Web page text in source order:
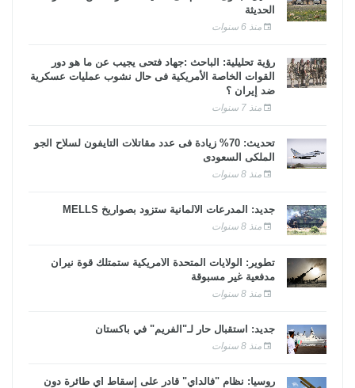
الحديثة
منذ 6 سنوات
رؤية تحليلية: الباحث :جهاد فتحى يجيب عن ما هو دور
القوات الخاصة الأمريكية فى حال نشوب عمليات عسكرية
ضد إيران ؟
منذ 7 سنوات
تحديث: 70% زيادة فى عدد مقاتلات التايفون لسلاح الجو
الملكى السعودى
منذ 8 سنوات
جديد: المدرعات الألمانية ستزود بصواريخ MELLS
منذ 8 سنوات
تطوير: الولايات المتحدة الأمريكية ستمتلك قوة نيران
مدفعية غير مسبوقة
منذ 8 سنوات
جديد: استقبال حار لـ"الفريم" في باكستان
منذ 8 سنوات
روسيا: نظام "فالداي" قادر على إسقاط أي طائرة دون